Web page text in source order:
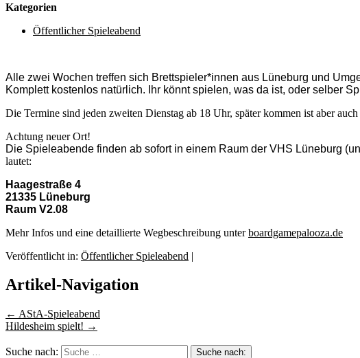
Kategorien
Öffentlicher Spieleabend
Alle zwei Wochen treffen sich Brettspieler*innen aus Lüneburg und
Komplett kostenlos natürlich. Ihr könnt spielen, was da ist, oder selber
Die Termine sind jeden zweiten Dienstag ab 18 Uhr, später kommen ist aber
Achtung neuer Ort!
Die Spieleabende finden ab sofort in einem Raum der VHS Lüneburg
lautet:
Haagestraße 4
21335 Lüneburg
Raum V2.08
Mehr Infos und eine detaillierte Wegbeschreibung unterboardgamepalooza.de
Veröffentlicht in: Öffentlicher Spieleabend |
Artikel-Navigation
← AStA-Spieleabend
Hildesheim spielt! →
Suche nach: